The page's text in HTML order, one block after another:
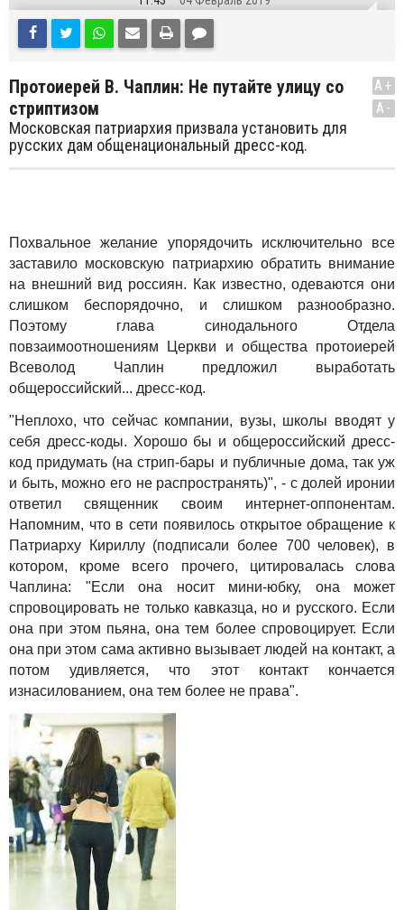
Протоиерей В. Чаплин: Не путайте улицу со
стриптизом
Московская патриархия призвала установить для
русских дам общенациональный дресс-код.
A+
A-
Похвальное желание упорядочить исключительно все
заставило московскую патриархию обратить внимание
на внешний вид россиян. Как известно, одеваются они
слишком беспорядочно, и слишком разнообразно.
Поэтому глава синодального Отдела
повзаимоотношениям Церкви и общества протоиерей
Всеволод Чаплин предложил выработать
общероссийский... дресс-код.
"Неплохо, что сейчас компании, вузы, школы вводят у
себя дресс-коды. Хорошо бы и общероссийский дресс-
код придумать (на стрип-бары и публичные дома, так уж
и быть, можно его не распространять)", - с долей иронии
ответил священник своим интернет-оппонентам.
Напомним, что в сети появилось открытое обращение к
Патриарху Кириллу (подписали более 700 человек), в
котором, кроме всего прочего, цитировалась слова
Чаплина: "Если она носит мини-юбку, она может
спровоцировать не только кавказца, но и русского. Если
она при этом пьяна, она тем более спровоцирует. Если
она при этом сама активно вызывает людей на контакт, а
потом удивляется, что этот контакт кончается
изнасилованием, она тем более не права".